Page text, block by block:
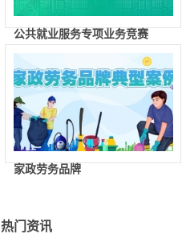
公共就业服务专项业务竞赛
家政劳务品牌
热门资讯